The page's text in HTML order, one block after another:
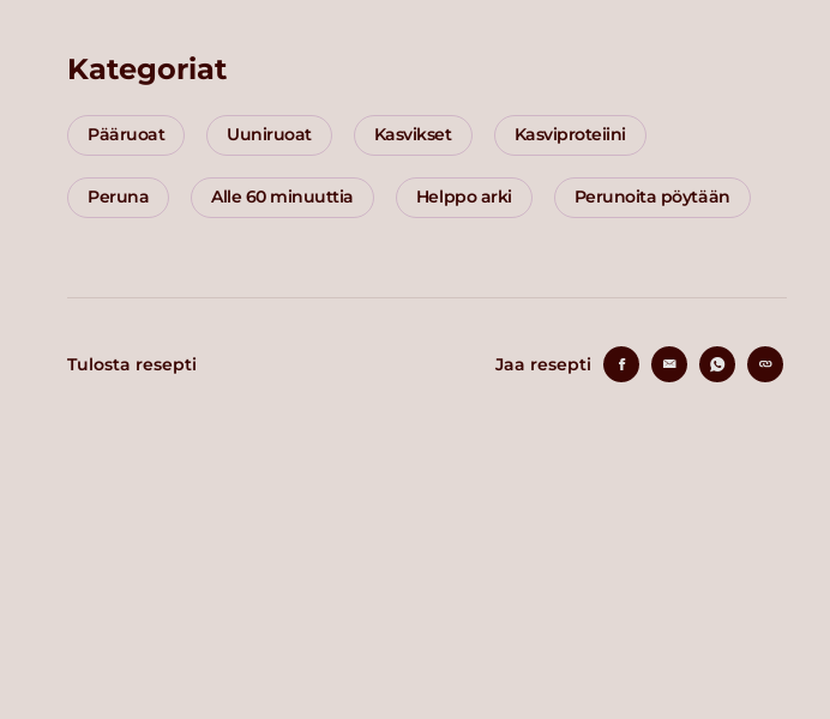
Kategoriat
Pääruoat Uuniruoat Kasvikset Kasviproteiini
Peruna Alle 60 minuuttia Helppo arki Perunoita pöytään
Tulosta resepti Jaa resepti